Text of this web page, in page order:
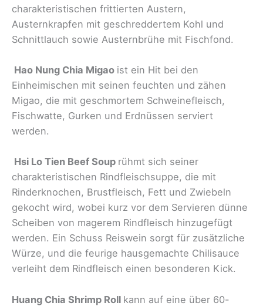
charakteristischen frittierten Austern,
Austernkrapfen mit geschreddertem Kohl und
Schnittlauch sowie Austernbrühe mit Fischfond.
Hao Nung Chia Migao ist ein Hit bei den
Einheimischen mit seinen feuchten und zähen
Migao, die mit geschmortem Schweinefleisch,
Fischwatte, Gurken und Erdnüssen serviert
werden.
Hsi Lo Tien Beef Soup rühmt sich seiner
charakteristischen Rindfleischsuppe, die mit
Rinderknochen, Brustfleisch, Fett und Zwiebeln
gekocht wird, wobei kurz vor dem Servieren dünne
Scheiben von magerem Rindfleisch hinzugefügt
werden. Ein Schuss Reiswein sorgt für zusätzliche
Würze, und die feurige hausgemachte Chilisauce
verleiht dem Rindfleisch einen besonderen Kick.
Huang Chia Shrimp Roll kann auf eine über 60-